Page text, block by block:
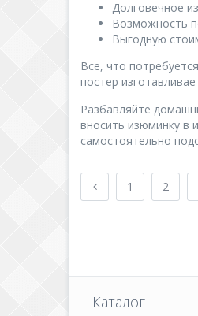
Долговечное
Возможность
Выгодную
Все, что
постер
Разбавляйте
вносить изюминку в
самостоятельно
1 2
Каталог